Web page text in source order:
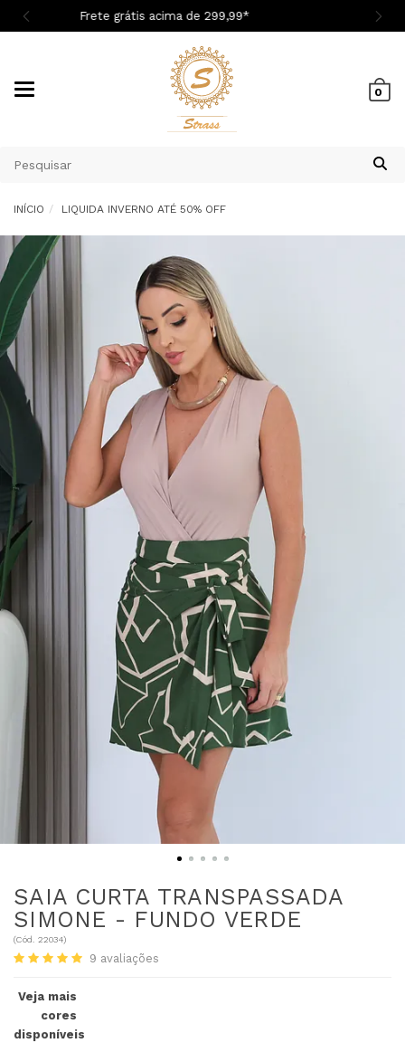
Cupom 1ª Compra BEMVINDASM
0
INÍCIO LIQUIDA INVERNO ATÉ 50% OFF
SAIA CURTA TRANSPASSADA
SIMONE - FUNDO VERDE
(Cód. 22034)
9 avaliações
Veja mais
cores
disponíveis